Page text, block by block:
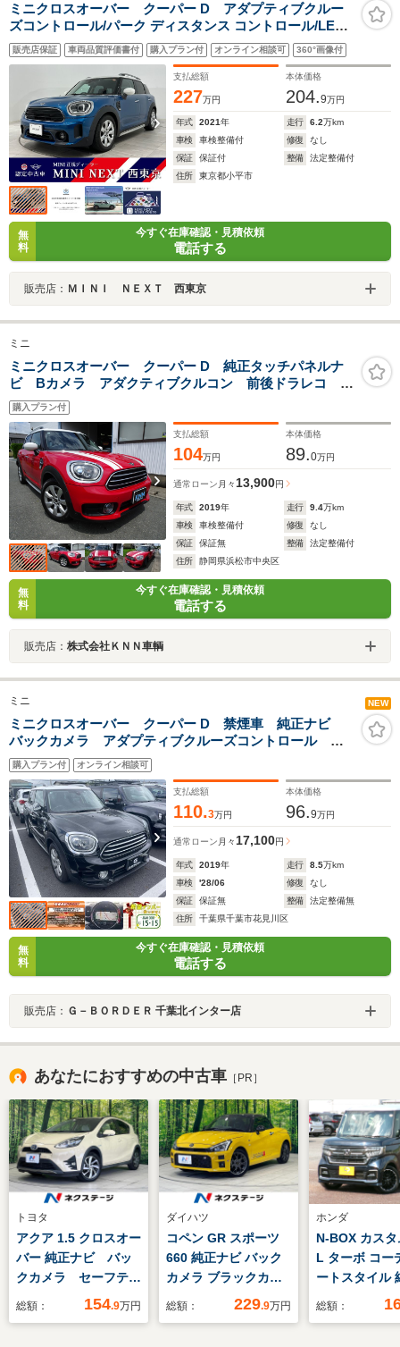
ミニクロスオーバー クーパー D アダプティブクルー
ズコントロール/パーク ディスタンス コントロール/LED-
ヘッドライト/パーキングアシスト/R センター アーム レ
スト付/シート ヒーター 運転席/助手席/Rビューカメ
販売店保証 車両品質評価書付 購入プラン付 オンライン相談可 360°画像付
支払総額
227万円
本体価格
204.9万円
年式 2021年 走行 6.2万km
車検
車検整備付 修復
なし
保証
保証付 整備
法定整備付
住所
東京都小平市
無
料
今すぐ在庫確認・見積依頼
電話する
販売店： ＭＩＮＩ ＮＥＸＴ 西東京
ミニ
ミニクロスオーバー クーパー D 純正タッチパネルナ
ビ Bカメラ アダクティブクルコン 前後ドラレコ
LEDヘッド インテリジェントセーフ ミラーETC ア
ンビエント シートヒーター 2024年製BSタイヤ 前後
ソナー 電動トランク
購入プラン付
支払総額
104万円
本体価格
89.0万円
通常ローン 月々 13,900円
年式 2019年 走行 9.4万km
車検
車検整備付 修復
なし
保証
保証無 整備
法定整備付
住所
静岡県浜松市中央区
無
料
今すぐ在庫確認・見積依頼
電話する
販売店： 株式会社ＫＮＮ車輌
ミニ NEW
ミニクロスオーバー クーパー D 禁煙車 純正ナビ
バックカメラ アダプティブクルーズコントロール ペ
ッパーパッケージ クロームラインエクステリア アダ
プティブLEDヘッドライト インテリジェントセーフテ
ィー ETC
購入プラン付 オンライン相談可
支払総額
110.3万円
本体価格
96.9万円
通常ローン 月々 17,100円
年式 2019年 走行 8.5万km
車検
'28/06 修復
なし
保証
保証無 整備
法定整備無
住所
千葉県千葉市花見川区
無
料
今すぐ在庫確認・見積依頼
電話する
販売店： Ｇ－ＢＯＲＤＥＲ 千葉北インター店
あなたにおすすめの中古車 ［PR］
トヨタ
アクア 1.5 クロスオー
バー 純正ナビ バッ
クカメラ セーフティ
センス クリアランス
総額： 154.9万円
ダイハツ
コペン GR スポーツ
660 純正ナビ バック
カメラ ブラックカー
ボン調ルーフ 禁煙車
総額： 229.9万円
ホンダ
N-BOX カス
L ターボ コー
ートスタイル
ビ/バックカ
総額：